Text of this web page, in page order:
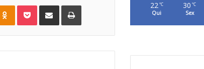
Odnoklassniki Pocket Share via Email Print 22 ℃
Qui
30 ℃
Sex